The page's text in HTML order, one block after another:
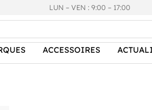
LUN – VEN : 9:00 – 17:00
ACCESSOIRES